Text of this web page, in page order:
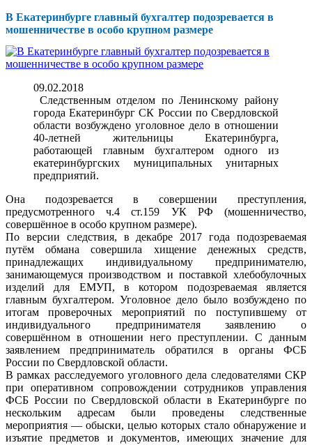
В Екатеринбурге главный бухгалтер подозревается в
мошенничестве в особо крупном размере
09.02.2018
Следственным отделом по Ленинскому району
города Екатеринбург СК России по Свердловской
области возбуждено уголовное дело в отношении
40-летней жительницы Екатеринбурга,
работающей главным бухгалтером одного из
екатеринбургских муниципальных унитарных
предприятий.
Она подозревается в совершении преступления,
предусмотренного ч.4 ст.159 УК РФ (мошенничество,
совершённое в особо крупном размере).
По версии следствия, в декабре 2017 года подозреваемая
путём обмана совершила хищение денежных средств,
принадлежащих индивидуальному предпринимателю,
занимающемуся производством и поставкой хлебобулочных
изделий для ЕМУП, в котором подозреваемая является
главным бухгалтером. Уголовное дело было возбуждено по
итогам проверочных мероприятий по поступившему от
индивидуального предпринимателя заявлению о
совершённом в отношении него преступлении. С данным
заявлением предприниматель обратился в органы ФСБ
России по Свердловской области.
В рамках расследуемого уголовного дела следователями СКР
при оперативном сопровождении сотрудников управления
ФСБ России по Свердловской области в Екатеринбурге по
нескольким адресам были проведены следственные
мероприятия — обыски, целью которых стало обнаружение и
изъятие предметов и документов, имеющих значение для